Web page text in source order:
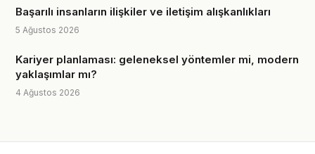
Başarılı insanların ilişkiler ve iletişim alışkanlıkları
5 Ağustos 2026
Kariyer planlaması: geleneksel yöntemler mi, modern
yaklaşımlar mı?
4 Ağustos 2026